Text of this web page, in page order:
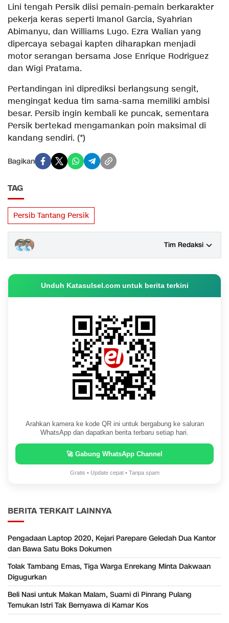
Lini tengah Persik diisi pemain-pemain berkarakter
pekerja keras seperti Imanol Garcia, Syahrian
Abimanyu, dan Williams Lugo. Ezra Walian yang
dipercaya sebagai kapten diharapkan menjadi
motor serangan bersama Jose Enrique Rodriguez
dan Wigi Pratama.
Pertandingan ini diprediksi berlangsung sengit,
mengingat kedua tim sama-sama memiliki ambisi
besar. Persib ingin kembali ke puncak, sementara
Persik bertekad mengamankan poin maksimal di
kandang sendiri. (*)
Bagikan
TAG
Persib Tantang Persik
Tim Redaksi
Unduh Katasulsel.com untuk berita terkini
Arahkan kamera ke kode QR ini untuk bergabung ke saluran
WhatsApp dan dapatkan berita terbaru setiap hari.
🚀 Gabung WhatsApp Channel
Gratis • Update cepat • Tanpa spam
BERITA TERKAIT LAINNYA
Pengadaan Laptop 2020, Kejari Parepare Geledah Dua Kantor
dan Bawa Satu Boks Dokumen
Tolak Tambang Emas, Tiga Warga Enrekang Minta Dakwaan
Digugurkan
Beli Nasi untuk Makan Malam, Suami di Pinrang Pulang
Temukan Istri Tak Bernyawa di Kamar Kos